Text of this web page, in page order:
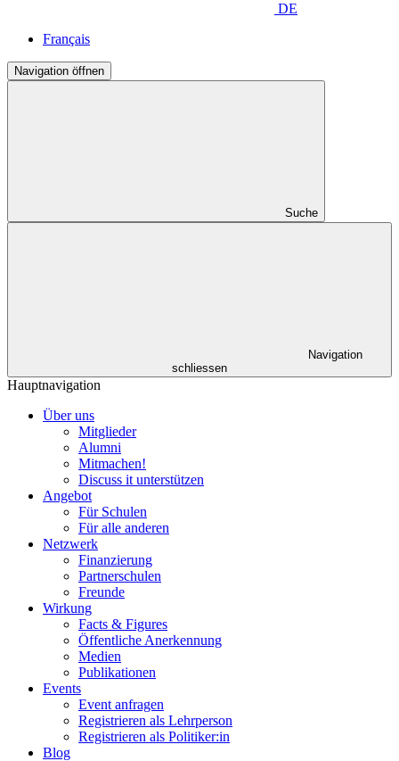
DE
Français
Navigation öffnen
Suche
Navigation
schliessen
Hauptnavigation
Über uns
Mitglieder
Alumni
Mitmachen!
Discuss it unterstützen
Angebot
Für Schulen
Für alle anderen
Netzwerk
Finanzierung
Partnerschulen
Freunde
Wirkung
Facts & Figures
Öffentliche Anerkennung
Medien
Publikationen
Events
Event anfragen
Registrieren als Lehrperson
Registrieren als Politiker:in
Blog